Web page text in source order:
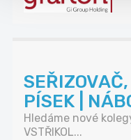
PÍSEK |
Hledáme nové
VSTŘIKOL...